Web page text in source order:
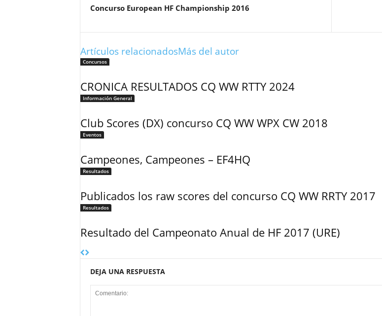
Concurso European HF Championship 2016
Artículos relacionadosMás del autor
Concursos
CRONICA RESULTADOS CQ WW RTTY 2024
Información General
Club Scores (DX) concurso CQ WW WPX CW 2018
Eventos
Campeones, Campeones – EF4HQ
Resultados
Publicados los raw scores del concurso CQ WW RRTY 2017
Resultados
Resultado del Campeonato Anual de HF 2017 (URE)
DEJA UNA RESPUESTA